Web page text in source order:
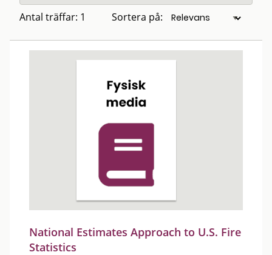
Antal träffar: 1 Sortera på:
National Estimates Approach to U.S. Fire
Statistics